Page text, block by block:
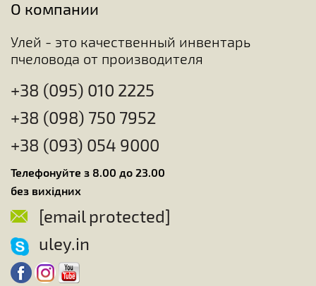
О компании
Улей - это качественный инвентарь
пчеловода от производителя
+38 (095) 010 2225
+38 (098) 750 7952
+38 (093) 054 9000
Телефонуйте з 8.00 до 23.00
без вихідних
[email protected]
uley.in